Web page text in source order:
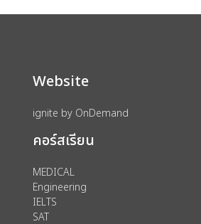
assignment ลงทะเบียน
Website
ignite by OnDemand
คอร์สเรียน
MEDICAL
Engineering
IELTS
SAT